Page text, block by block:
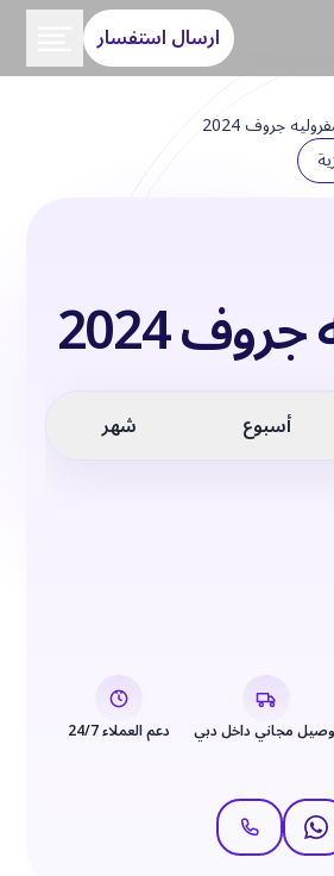
ارسال استفسار
جروف 2024
2024
أسبوع شهر
مجاني داخل دبي دعم العملاء 24/7